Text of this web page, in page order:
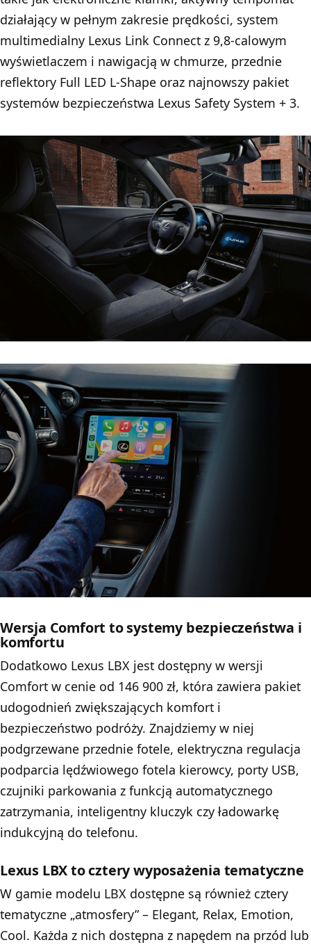
działający w pełnym zakresie prędkości, system
multimedialny Lexus Link Connect z 9,8-calowym
wyświetlaczem i nawigacją w chmurze, przednie
reflektory Full LED L-Shape oraz najnowszy pakiet
systemów bezpieczeństwa Lexus Safety System + 3.
Wersja Comfort to systemy bezpieczeństwa i
komfortu
Dodatkowo Lexus LBX jest dostępny w wersji
Comfort w cenie od 146 900 zł, która zawiera pakiet
udogodnień zwiększających komfort i
bezpieczeństwo podróży. Znajdziemy w niej
podgrzewane przednie fotele, elektryczna regulacja
podparcia lędźwiowego fotela kierowcy, porty USB,
czujniki parkowania z funkcją automatycznego
zatrzymania, inteligentny kluczyk czy ładowarkę
indukcyjną do telefonu.
Lexus LBX to cztery wyposażenia tematyczne
W gamie modelu LBX dostępne są również cztery
tematyczne „atmosfery” – Elegant, Relax, Emotion,
Cool. Każda z nich dostępna z napędem na przód lub